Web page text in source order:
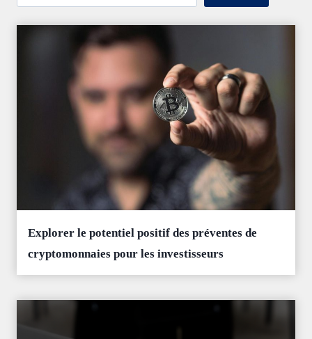
Explorer le potentiel positif des préventes de
cryptomonnaies pour les investisseurs